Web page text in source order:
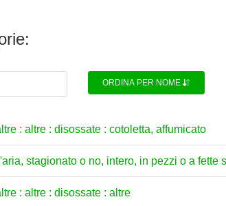
ORDINA PER NOME
: altre : disossate : cotoletta, affumicato
stagionato o no, intero, in pezzi o a fette
: altre : disossate : altre